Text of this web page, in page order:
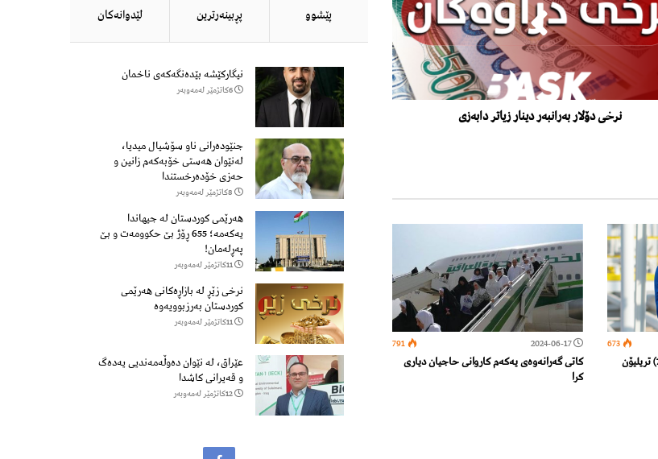
نرخی دۆلار بەرانبەر دینار زیاتر دابەزی
673
داهاتی (7) مانگی رابردووی عێراق (77) تریلیۆن
2024-06-17
791
کاتی گەرانەوەی یەکەم کاروانی حاجیان دیاری
کرا
پێشوو پڕبینەرترین لێدوانەكان
نیگارکێشە بێدەنگەکەی ناخمان
6كاتژمێر لەمەوبەر
جنێودەرانی ناو سۆشیال میدیا،
لەنێوان هەستی خۆبەکەم زانین و
حەزی خۆدەرخستندا
8كاتژمێر لەمەوبەر
هەرێمی کوردستان لە جیهاندا
یەکەمە؛ 655 ڕۆژ بێ حکوومەت و بێ
پەڕلەمان!
11كاتژمێر لەمەوبەر
نرخی زێڕ لە بازاڕەکانی هەرێمی
کوردستان بەرزبوویەوە
11كاتژمێر لەمەوبەر
عێراق، لە نێوان دەوڵەمەندیی یەدەگ
و قەیرانی کاشدا
12كاتژمێر لەمەوبەر